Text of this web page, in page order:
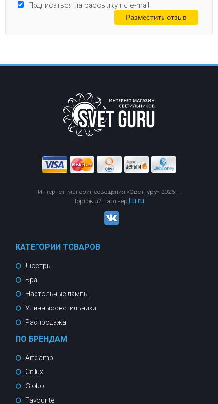
Подписаться на рассылку по e-mail
Интернет-магазин освещения «СветГуру» 2026 г.
Торговый партнер Lu.ru
КАТЕГОРИИ ТОВАРОВ
Люстры
Бра
Настольные лампы
Уличные светильники
Распродажа
ПО БРЕНДАМ
Artelamp
Citilux
Globo
Favourite